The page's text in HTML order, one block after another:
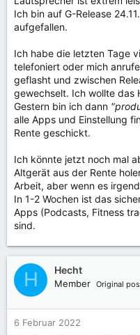
Ich bin auf G-Release
aufgefallen.
Ich habe die letzten Tage
telefoniert oder mich
geflasht und zwischen
gewechselt. Ich wollte das
Gestern bin ich dann
alle Apps und Einstellung
Rente geschickt.
Ich könnte jetzt noch mal
Altgerät aus der Rente
Arbeit, aber wenn es
In 1-2 Wochen ist das
Apps (Podcasts, Fitness
sind.
H Hecht
Member Original
6 Februar 2022